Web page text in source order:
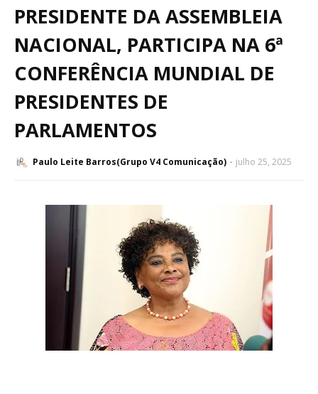
PRESIDENTE DA ASSEMBLEIA
NACIONAL, PARTICIPA NA 6ª
CONFERÊNCIA MUNDIAL DE
PRESIDENTES DE
PARLAMENTOS
Paulo Leite Barros(Grupo V4 Comunicação) julho 25, 2025